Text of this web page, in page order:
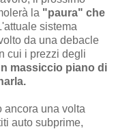
la "paura" che
sistema
da una debacle
cui i prezzi degli
massiccio piano di
ancora una volta
auto subprime,